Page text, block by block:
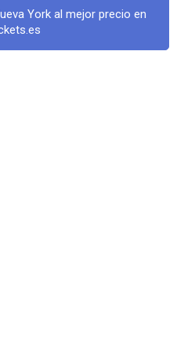
York al mejor precio en